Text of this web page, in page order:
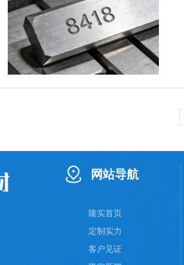
网站导航
隆实首页
定制实力
客户见证